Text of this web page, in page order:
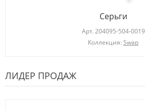
Серьги
Арт. 204095-504-0019
Коллекция: Swap
ЛИДЕР ПРОДАЖ